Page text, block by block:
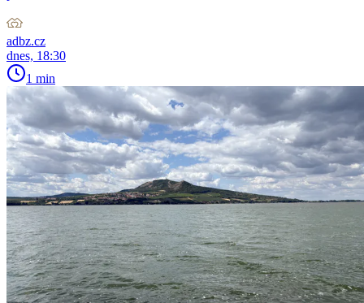
adbz.cz
dnes, 18:30
1 min